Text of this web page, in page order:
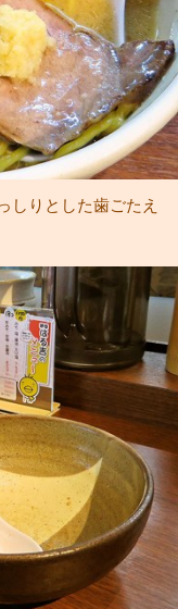
しりとした歯ごたえ